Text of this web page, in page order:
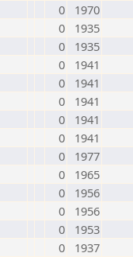
0
1970
0
1935
0
1935
0
1941
0
1941
0
1941
0
1941
0
1941
0
1977
0
1965
0
1956
0
1956
0
1953
0
1937